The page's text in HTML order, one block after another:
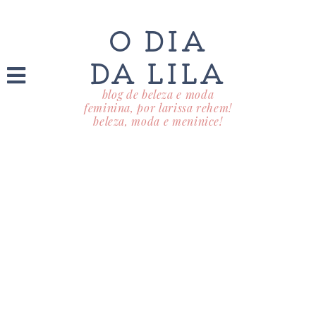
O DIA
DA LILA
blog de beleza e moda
feminina, por larissa rehem!
beleza, moda e meninice!